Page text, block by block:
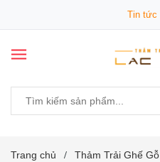
Tin tức
Trang chủ / Thảm Trải Ghế Gỗ